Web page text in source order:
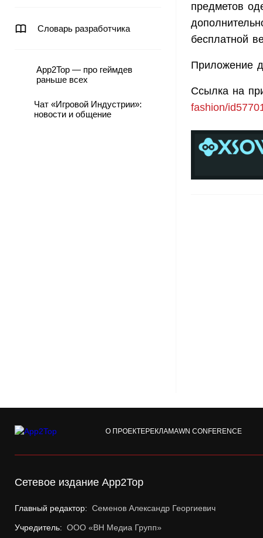
Словарь разработчика
App2Top — про геймдев
раньше всех
Чат «Игровой Индустрии»:
новости и общение
предметов
бесплатной
Приложение
Ссылка на
fashion/
О ПРОЕКТЕРЕКЛАМАWN CONFERENCE
Сетевое издание App2Top
Главный редактор: Семенов Александр Георгиевич
Учредитель: ООО «ВН Медиа Групп»